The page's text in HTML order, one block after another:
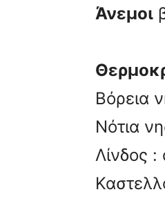
Άνεμοι
Βόρεια
Νότια
Λίνδος